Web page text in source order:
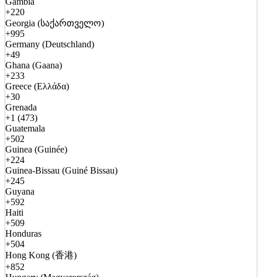
+220
Georgia (საქართველო)
+995
Germany (Deutschland)
+49
Ghana (Gaana)
+233
Greece (Ελλάδα)
+30
Grenada
+1 (473)
Guatemala
+502
Guinea (Guinée)
+224
Guinea-Bissau (Guiné Bissau)
+245
Guyana
+592
Haiti
+509
Honduras
+504
Hong Kong (香港)
+852